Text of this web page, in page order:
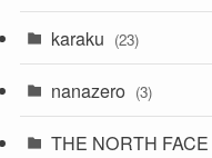
karaku (23)
nanazero (3)
THE NORTH FACE